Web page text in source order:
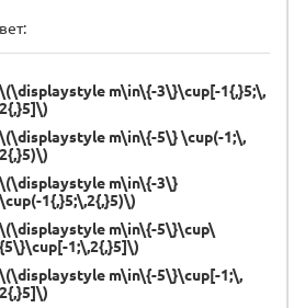
\(\displaystyle m\in\{-3\}\cup[-1{,}5;\,
2{,}5]\)
\(\displaystyle m\in\{-5\} \cup(-1;\,
2{,}5)\)
\(\displaystyle m\in\{-3\}
\cup(-1{,}5;\,2{,}5)\)
\(\displaystyle m\in\{-5\}\cup\
{5\}\cup[-1;\,2{,}5]\)
\(\displaystyle m\in\{-5\}\cup[-1;\,
2{,}5]\)